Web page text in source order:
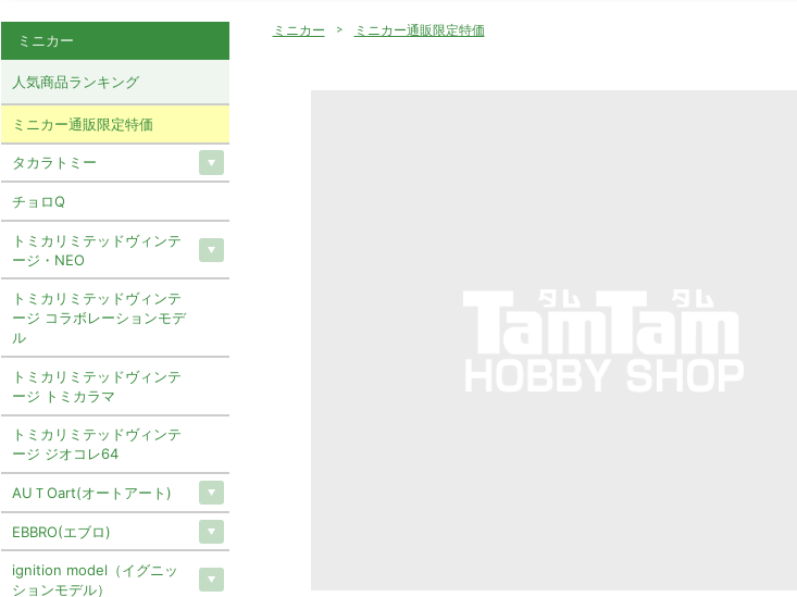
ミニカー ミニカー通販限定特価
ミニカー
人気商品ランキング
ミニカー通販限定特価
タカラトミー
チョロQ
トミカリミテッドヴィンテ
ージ・NEO
トミカリミテッドヴィンテ
ージ コラボレーションモデ
ル
トミカリミテッドヴィンテ
ージ トミカラマ
トミカリミテッドヴィンテ
ージ ジオコレ64
AUＴOart(オートアート)
EBBRO(エブロ)
ignition model（イグニッ
ションモデル）